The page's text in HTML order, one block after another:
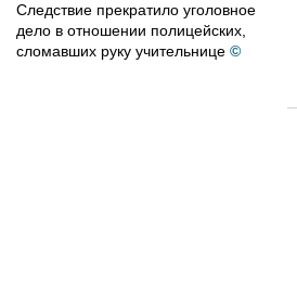
Следствие прекратило уголовное
дело в отношении полицейских,
сломавших руку учительнице ©